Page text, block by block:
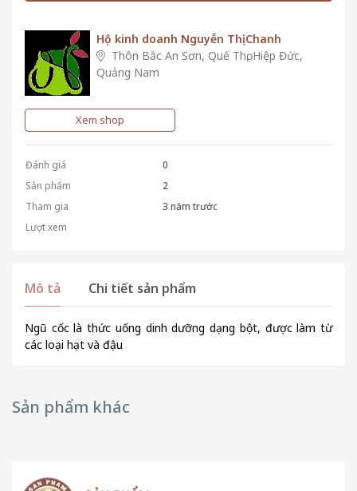
Hộ kinh doanh Nguyễn Thị Chanh
Thôn Bắc An Sơn, Quế Thọ, Hiệp Đức,
Quảng Nam
Xem shop
Đánh giá
0
Sản phẩm
2
Tham gia
3 năm trước
Lượt xem
Mô tả Chi tiết sản phẩm
Ngũ cốc là thức uống dinh dưỡng dạng bột, được làm từ
các loại hạt và đậu
Sản phẩm khác